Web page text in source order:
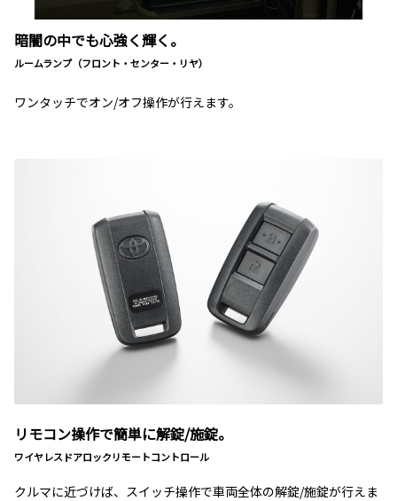
暗闇の中でも心強く輝く。
ルームランプ（フロント・センター・リヤ）
ワンタッチでオン/オフ操作が行えます。
リモコン操作で簡単に解錠/施錠。
ワイヤレスドアロックリモートコントロール
クルマに近づけば、スイッチ操作で車両全体の解錠/施錠が行えま